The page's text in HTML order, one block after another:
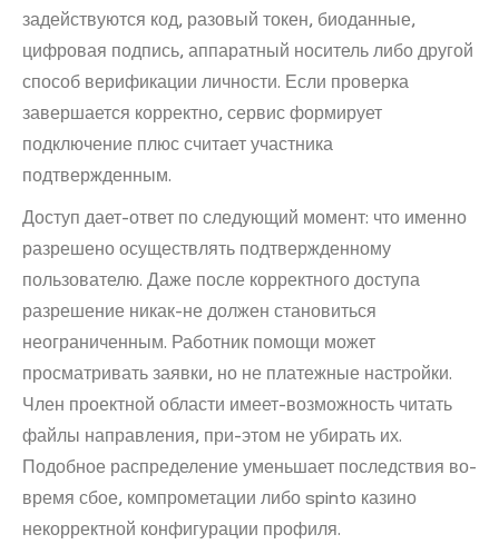
задействуются код, разовый токен, биоданные,
цифровая подпись, аппаратный носитель либо другой
способ верификации личности. Если проверка
завершается корректно, сервис формирует
подключение плюс считает участника
подтвержденным.
Доступ дает-ответ по следующий момент: что именно
разрешено осуществлять подтвержденному
пользователю. Даже после корректного доступа
разрешение никак-не должен становиться
неограниченным. Работник помощи может
просматривать заявки, но не платежные настройки.
Член проектной области имеет-возможность читать
файлы направления, при-этом не убирать их.
Подобное распределение уменьшает последствия во-
время сбое, компрометации либо spinto казино
некорректной конфигурации профиля.